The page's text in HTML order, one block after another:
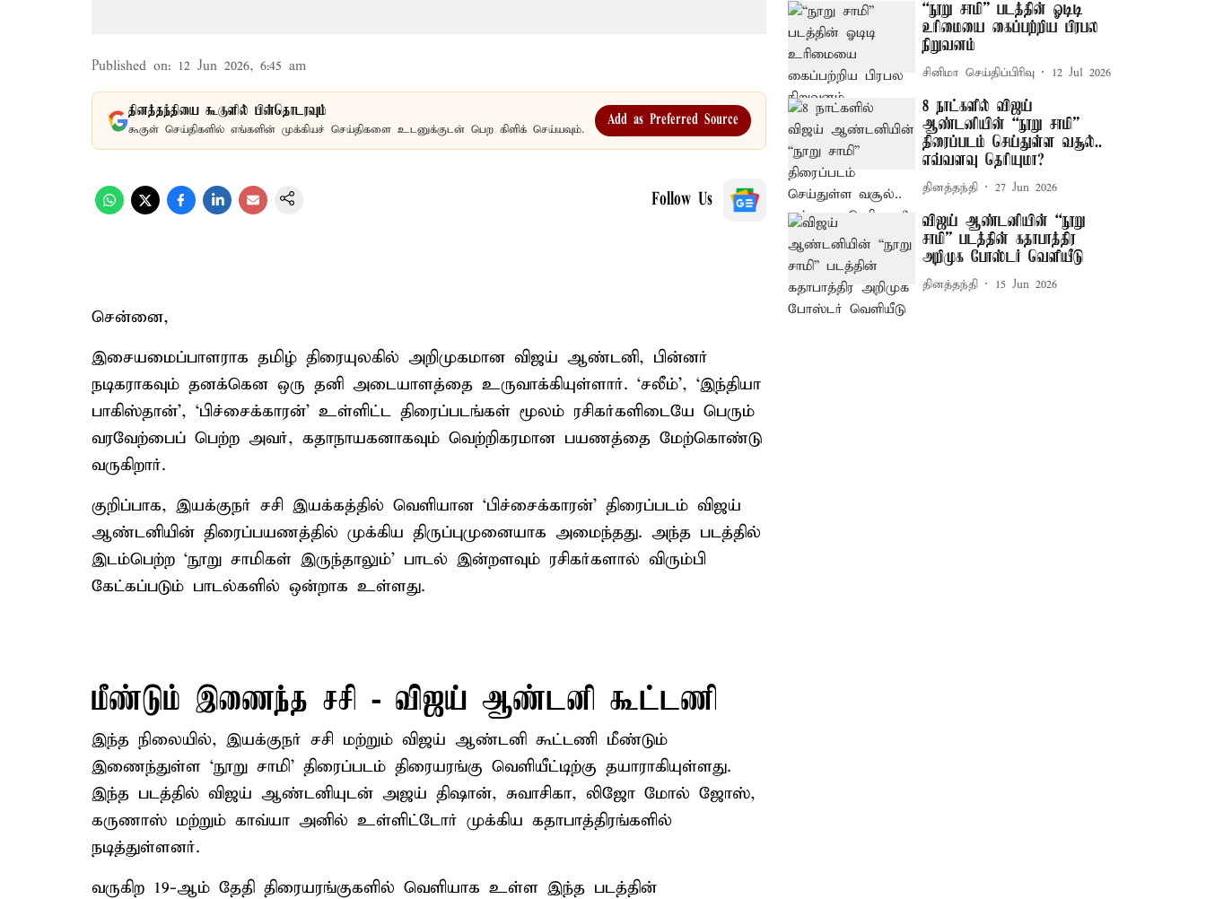
Published on: 12 Jun 2026, 6:45 am
தினத்தந்தியை கூகுளில் பின்தொடரவும்
கூகுள் செய்திகளில் எங்களின் முக்கியச் செய்திகளை உடனுக்குடன் பெற கிளிக் செய்யவும்.
Add as Preferred Source
Follow Us
சென்னை,
இசையமைப்பாளராக தமிழ் திரையுலகில் அறிமுகமான விஜய் ஆண்டனி, பின்னர்
நடிகராகவும் தனக்கென ஒரு தனி அடையாளத்தை உருவாக்கியுள்ளார். ‘சலீம்’, ‘இந்தியா
பாகிஸ்தான்’, ‘பிச்சைக்காரன்’ உள்ளிட்ட திரைப்படங்கள் மூலம் ரசிகர்களிடையே பெரும்
வரவேற்பைப் பெற்ற அவர், கதாநாயகனாகவும் வெற்றிகரமான பயணத்தை மேற்கொண்டு
வருகிறார்.
குறிப்பாக, இயக்குநர் சசி இயக்கத்தில் வெளியான ‘பிச்சைக்காரன்’ திரைப்படம் விஜய்
ஆண்டனியின் திரைப்பயணத்தில் முக்கிய திருப்புமுனையாக அமைந்தது. அந்த படத்தில்
இடம்பெற்ற ‘நூறு சாமிகள் இருந்தாலும்’ பாடல் இன்றளவும் ரசிகர்களால் விரும்பி
கேட்கப்படும் பாடல்களில் ஒன்றாக உள்ளது.
மீண்டும் இணைந்த சசி - விஜய் ஆண்டனி கூட்டணி
இந்த நிலையில், இயக்குநர் சசி மற்றும் விஜய் ஆண்டனி கூட்டணி மீண்டும்
இணைந்துள்ள ‘நூறு சாமி’ திரைப்படம் திரையரங்கு வெளியீட்டிற்கு தயாராகியுள்ளது.
இந்த படத்தில் விஜய் ஆண்டனியுடன் அஜய் திஷான், சுவாசிகா, லிஜோ மோல் ஜோஸ்,
கருணாஸ் மற்றும் காவ்யா அனில் உள்ளிட்டோர் முக்கிய கதாபாத்திரங்களில்
நடித்துள்ளனர்.
வருகிற 19-ஆம் தேதி திரையரங்குகளில் வெளியாக உள்ள இந்த படத்தின்
“நூறு சாமி” படத்தின் ஓடிடி
உரிமையை கைப்பற்றிய பிரபல
நிறுவனம்
சினிமா செய்திப்பிரிவு 12 Jul 2026
8 நாட்களில் விஜய்
ஆண்டனியின் “நூறு சாமி”
திரைப்படம் செய்துள்ள வசூல்..
எவ்வளவு தெரியுமா?
தினத்தந்தி 27 Jun 2026
விஜய் ஆண்டனியின் “நூறு
சாமி” படத்தின் கதாபாத்திர
அறிமுக போஸ்டர் வெளியீடு
தினத்தந்தி 15 Jun 2026